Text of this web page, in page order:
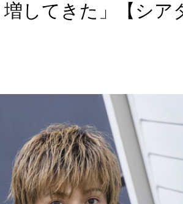
してきた」【シア